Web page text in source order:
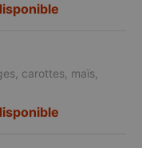
carottes, maïs,